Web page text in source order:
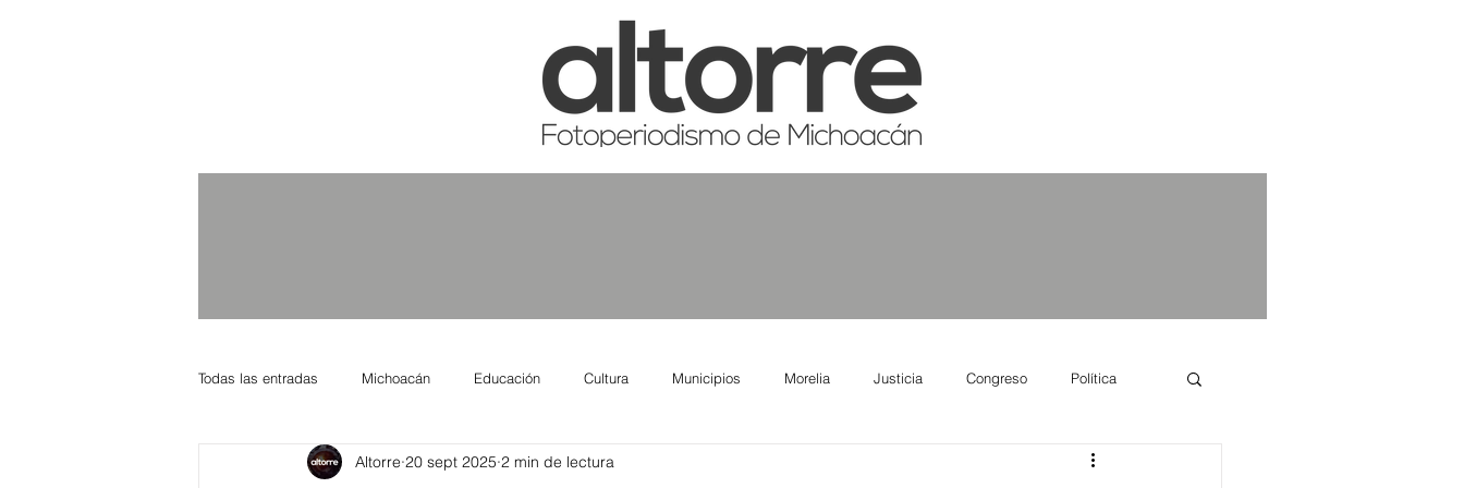
Todas las entradas Michoacán Educación Cultura Municipios Morelia Justicia Congreso Política
Nacional Internacional Columnistas Salud
Altorre 20 sept 2025 2 min de lectura